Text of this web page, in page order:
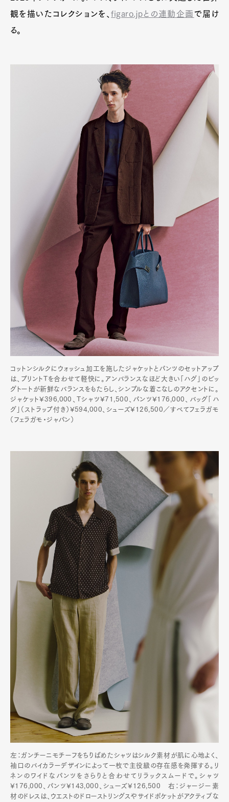
観を描いたコレクションを、figaro.jpとの連動企画 で届け
る。
コットンシルクにウォッシュ加工を施したジャケットとパンツのセットアップ
は、プリントTを合わせて軽快に。アンバランスなほど大きい「ハグ」のビッ
グトートが新鮮なバランスをもたらし、シンプルな着こなしのアクセントに。
ジャケット¥396,000、Tシャツ¥71,500、パンツ¥176,000、バッグ「ハ
グ」（ストラップ付き）¥594,000、シューズ¥126,500／すべてフェラガモ
（フェラガモ・ジャパン）
左：ガンチーニモチーフをちりばめたシャツはシルク素材が肌に心地よく、
袖口のバイカラーデザインによって一枚で主役級の存在感を発揮する。リ
ネンのワイドなパンツをさらりと合わせてリラックスムードで。シャツ
¥176,000、パンツ¥143,000、シューズ¥126,500 右：ジャージー素
材のドレスは、ウエストのドローストリングスやサイドポケットがアクティブな